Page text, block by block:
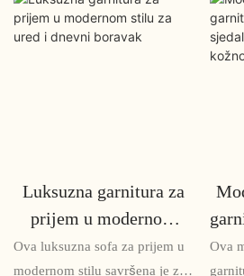
Luksuzna garnitura za
prijem u modernom
stilu za ured i dnevni
Ova luksuzna sofa za prijem u
modernom stilu savršena je za
5
Ova